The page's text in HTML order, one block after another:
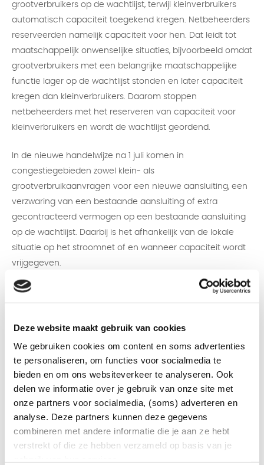
Deze website maakt gebruik van cookies
We gebruiken cookies om content en soms advertenties
te personaliseren, om functies voor socialmedia te
bieden en om ons websiteverkeer te analyseren. Ook
delen we informatie over je gebruik van onze site met
onze partners voor socialmedia, (soms) adverteren en
analyse. Deze partners kunnen deze gegevens
combineren met andere informatie die je aan ze hebt
verstrekt of die ze hebben verzameld op basis van je
grootverbruikers op de wachtlijst, terwijl kleinverbruikers
automatisch capaciteit toegekend kregen. Netbeheerders
reserveerden namelijk capaciteit voor hen. Dat leidt tot
maatschappelijk onwenselijke situaties, bijvoorbeeld omdat
grootverbruikers met een belangrijke maatschappelijke
functie lager op de wachtlijst stonden en later capaciteit
kregen dan kleinverbruikers. Daarom stoppen
netbeheerders met het reserveren van capaciteit voor
kleinverbruikers en wordt de wachtlijst geordend.
In de nieuwe handelwijze na 1 juli komen in
congestiegebieden zowel klein- als
grootverbruikaanvragen voor een nieuwe aansluiting, een
verzwaring van een bestaande aansluiting of extra
gecontracteerd vermogen op een bestaande aansluiting
op de wachtlijst. Daarbij is het afhankelijk van de lokale
situatie op het stroomnet of en wanneer capaciteit wordt
vrijgegeven.
Wat betekent dit voor huishoudens?
huidige aansluiting, bijvoorbeeld door stroomgebruik
vermijden. Aanvragen van huishoudens na 1 juli voor een
nieuwe of zwaardere stroomaansluiting kunnen te maken
krijgen met een langere doorlooptijd voordat de aanvraag
wordt toegekend. Voor kleine en grote bedrijven geldt dat
zij in de meeste gevallen langer moeten wachten, omdat
zij geen prioriteit kunnen aanvragen.